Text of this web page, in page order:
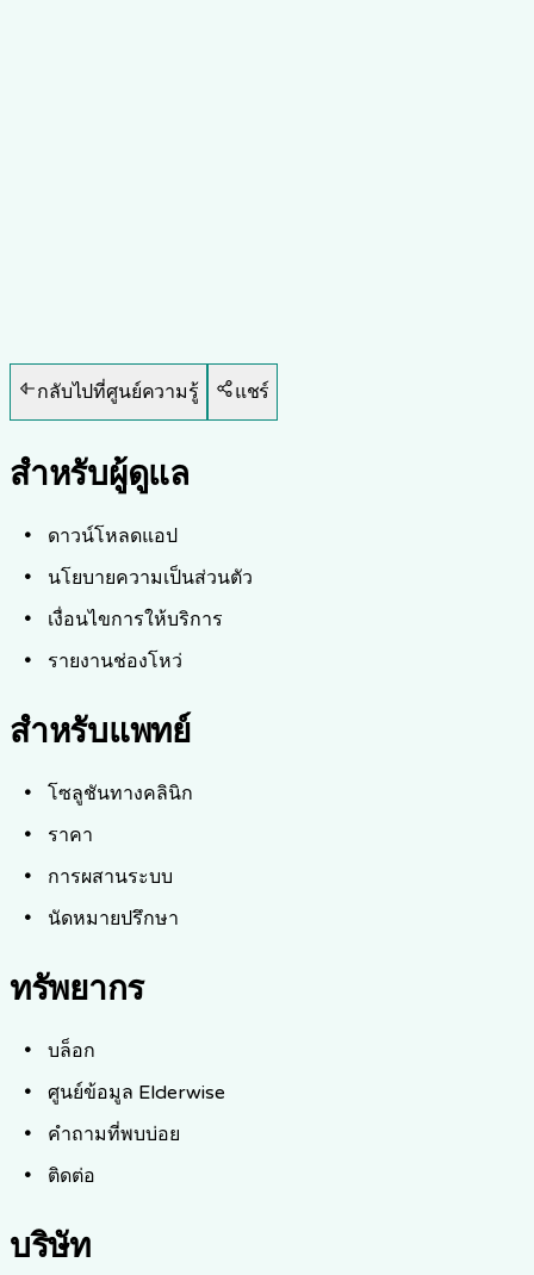
กลับไปที่ศูนย์ความรู้ แชร์
สำหรับผู้ดูแล
ดาวน์โหลดแอป
นโยบายความเป็นส่วนตัว
เงื่อนไขการให้บริการ
รายงานช่องโหว่
สำหรับแพทย์
โซลูชันทางคลินิก
ราคา
การผสานระบบ
นัดหมายปรึกษา
ทรัพยากร
บล็อก
ศูนย์ข้อมูล Elderwise
คำถามที่พบบ่อย
ติดต่อ
บริษัท